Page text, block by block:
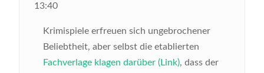
13:40
Krimispiele erfreuen sich ungebrochener
Beliebtheit, aber selbst die etablierten
Fachverlage klagen darüber (Link), dass der